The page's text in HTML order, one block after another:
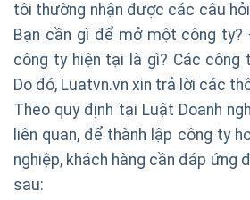
tôi thường nhận được các câu
Bạn cần gì để mở một công ty?
công ty hiện tại là gì? Các công
Do đó, Luatvn.vn xin trả lời các
Theo quy định tại Luật Doanh
liên quan, để thành lập công ty
nghiệp, khách hàng cần đáp ứng
sau: